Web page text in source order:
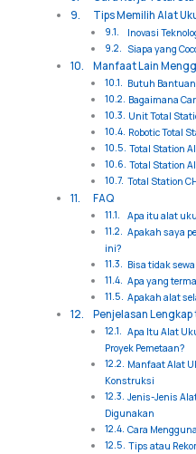
Tips Memilih Alat
Inovasi
Siapa yang
Manfaat Lain
Butuh
Bagaimana
Unit Total
Robotic Total
Total Station
Total Station
Total Station
FAQ
Apa itu alat
Apakah saya
ini?
Bisa tidak
Apa yang
Apakah alat
Penjelasan
Apa Itu Alat
Proyek Pemetaan?
Manfaat Alat
Konstruksi
Jenis-Jenis
Digunakan
Cara
Tips atau